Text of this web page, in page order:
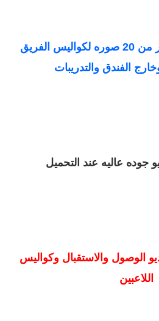
اضغط هنـــا حمل اكثر من 20 صوره لكواليس الفريق
الفندق والتدريبات
جوده عاليه عند التحميل
الوصول والاستقبال وكواليس
اللاعبين